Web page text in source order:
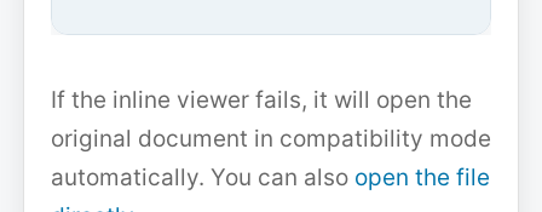
If the inline viewer fails, it will open the
original document in compatibility mode
automatically. You can also open the file